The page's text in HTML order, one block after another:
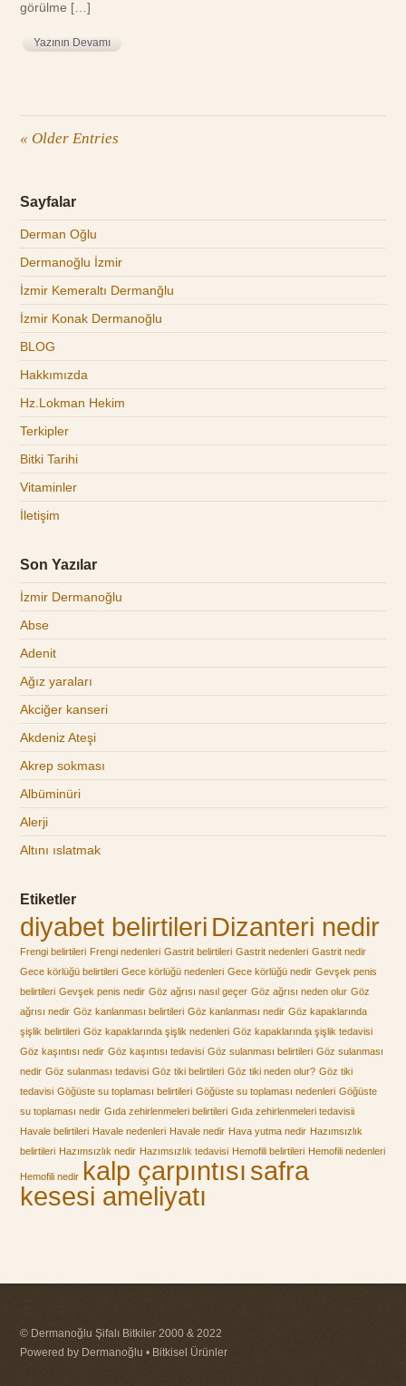
görülme […]
Yazının Devamı
« Older Entries
Sayfalar
Derman Oğlu
Dermanoğlu İzmir
İzmir Kemeraltı Dermanğlu
İzmir Konak Dermanoğlu
BLOG
Hakkımızda
Hz.Lokman Hekim
Terkipler
Bitki Tarihi
Vitaminler
İletişim
Son Yazılar
İzmir Dermanoğlu
Abse
Adenit
Ağız yaraları
Akciğer kanseri
Akdeniz Ateşi
Akrep sokması
Albüminüri
Alerji
Altını ıslatmak
Etiketler
diyabet belirtileri Dizanteri nedir
Frengi belirtileri Frengi nedenleri Gastrit belirtileri Gastrit nedenleri Gastrit nedir
Gece körlüğü belirtileri Gece körlüğü nedenleri Gece körlüğü nedir Gevşek penis
belirtileri Gevşek penis nedir Göz ağrısı nasıl geçer Göz ağrısı neden olur Göz
ağrısı nedir Göz kanlanması belirtileri Göz kanlanması nedir Göz kapaklarında
şişlik belirtileri Göz kapaklarında şişlik nedenleri Göz kapaklarında şişlik tedavisi
Göz kaşıntısı nedir Göz kaşıntısı tedavisi Göz sulanması belirtileri Göz sulanması
nedir Göz sulanması tedavisi Göz tiki belirtileri Göz tiki neden olur? Göz tiki
tedavisi Göğüste su toplaması belirtileri Göğüste su toplaması nedenleri Göğüste
su toplaması nedir Gıda zehirlenmeleri belirtileri Gıda zehirlenmeleri tedavisii
Havale belirtileri Havale nedenleri Havale nedir Hava yutma nedir Hazımsızlık
belirtileri Hazımsızlık nedir Hazımsızlık tedavisi Hemofili belirtileri Hemofili nedenleri
Hemofili nedir kalp çarpıntısı safra
kesesi ameliyatı
© Dermanoğlu Şifalı Bitkiler 2000 & 2022
Powered by Dermanoğlu • Bitkisel Ürünler